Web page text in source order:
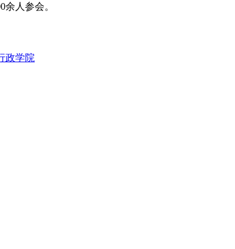
人参会。
政学院